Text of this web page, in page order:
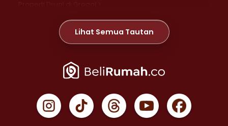
Properti Dijual di Meruya >
Properti Dijual di Jelambar >
Properti Dijual di Jakarta Pusat >
Properti Dijual di Gambir >
Properti Dijual di Johar Baru >
Lihat Semua Tautan